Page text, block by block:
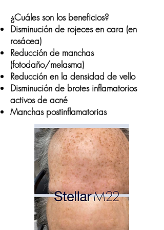
​¿Cuáles son los beneficios?
Disminución de rojeces en cara (en
rosácea)
Reducción de manchas
(fotodaño/melasma)
Reducción en la densidad de vello
Disminución de brotes inflamatorios
activos de acné
Manchas postinflamatorias